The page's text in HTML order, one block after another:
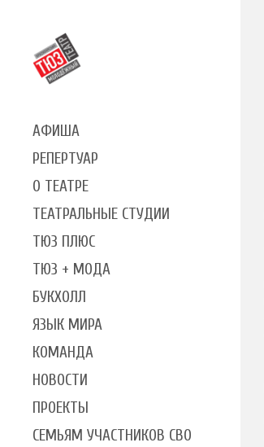
АФИША
РЕПЕРТУАР
О ТЕАТРЕ
ТЕАТРАЛЬНЫЕ СТУДИИ
ТЮЗ ПЛЮС
ТЮЗ + МОДА
БУКХОЛЛ
ЯЗЫК МИРА
КОМАНДА
НОВОСТИ
ПРОЕКТЫ
СЕМЬЯМ УЧАСТНИКОВ СВО